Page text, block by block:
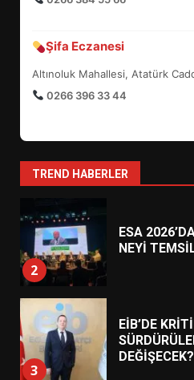
Şifa Eczanesi
Altınoluk Mahallesi, Atatürk
0266 396 33 44
TREND HABERLER
7
YENİ
ŞEKİLLENDİ?
1
HAREKETE
2
ESA
NEYİ
3
EİB’DE
DEĞİŞECEK?